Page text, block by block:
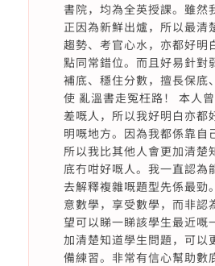
書院，均為全英授課。雖然
正因為新鮮出爐，所以最清
趨勢、考官心水，亦都好明
點同常錯位。而且好易針對
補底、穩住分數，擅長保底
使 亂溫書走冤枉路！ 本人
差嘅人，所以我好明白亦都
明嘅地方。因為我都係靠自
所以我比其他人會更加清楚
底冇咁好嘅人。我一直認為
去解釋複雜嘅題型先係最勁
意數學，享受數學，而非認
望可以睇一睇該學生最近嘅
加清楚知道學生問題，可以
備練習。非常有信心幫助數